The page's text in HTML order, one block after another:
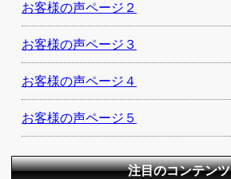
お客様の声ページ２
お客様の声ページ３
お客様の声ページ４
お客様の声ページ５
注目のコンテンツ